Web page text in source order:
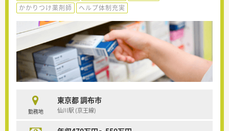
かかりつけ薬剤師
ヘルプ体制充実
勤務地
東京都 調布市
仙川駅 (京王線)